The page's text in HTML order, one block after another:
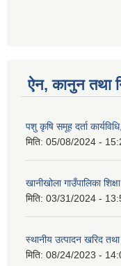
ऐन, कानुन तथा
पशु कृषि समूह दर्ता
मिति: 05/08/2024 -
खानीखोला गाउँपालिका
मिति: 03/31/2024 -
स्थानीय उत्पादन खरिद
मिति: 08/24/2023 -